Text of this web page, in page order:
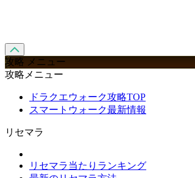
攻略 メニュー
攻略メニュー
ドラクエウォーク攻略TOP
スマートウォーク最新情報
リセマラ
リセマラ当たりランキング